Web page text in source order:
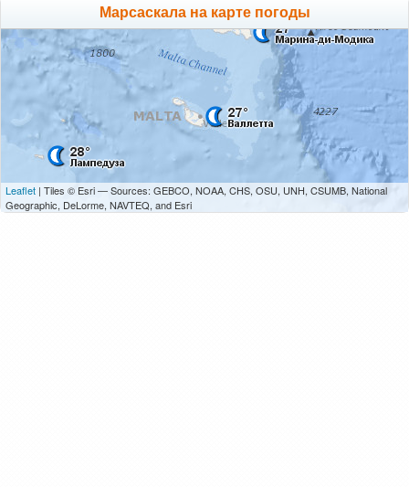
Марсаскала на карте погоды
Leaflet | Tiles © Esri — Sources: GEBCO, NOAA, CHS, OSU, UNH, CSUMB, National
Geographic, DeLorme, NAVTEQ, and Esri